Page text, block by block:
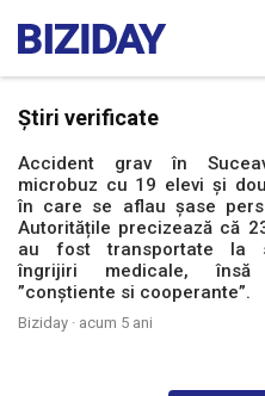
Știri verificate
Accident grav în
microbuz cu 19 elevi și
în care se aflau șase
Autoritățile precizează că
au fost transportate la
îngrijiri medicale,
”conștiente si cooperante”.
Biziday · acum 5 ani